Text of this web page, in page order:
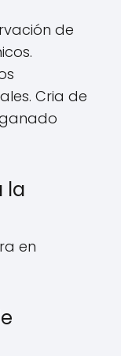
de
Cria de
la
en